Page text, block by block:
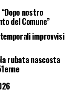
nostro
del Comune”
improvvisi
rubata nascosta